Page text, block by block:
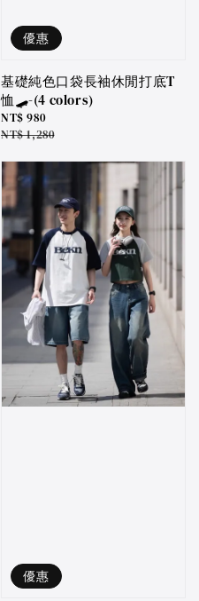
優惠
基礎純色口袋長袖休閒打底T
恤🛹-(4 colors)
Sale
price
NT$ 980
Regular
NT$ 1,280
優惠